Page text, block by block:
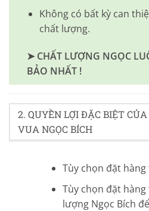
Không có bất kỳ can
chất lượng.
➤ CHẤT LƯỢNG NGỌC
BẢO NHẤT !
2. QUYỀN LỢI ĐẶC BIỆT
VUA NGỌC BÍCH
Tùy chọn đặt hàng
Tùy chọn đặt
lượng Ngọc Bích